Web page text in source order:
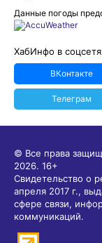
Данные погоды
ХабИнфо в
ВКонтакте
Телеграм
© Все права
2026. 16+
Свидетельство о
апреля 2017 г.,
сфере связи,
коммуникаций.